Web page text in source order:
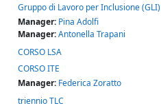
Gruppo di Lavoro per Inclusione (GLI)
Manager: Pina Adolfi
Manager:Antonella Trapani
CORSO LSA
CORSO ITE
Manager: Federica Zoratto
triennio TLC